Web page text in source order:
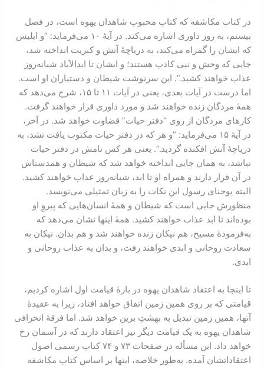
در کتاب مکاشفه که کتاب محبوب شاهدان یهوه ا‌ست، در فصل
بیستم، به روز داوری اشاره می‌کند. در آیۀ ۱۰ می‌فرماید: “و ابلیس
که ایشان را گمراه می‌کند، به دریاچۀ آتش و کبریت انداخته شد،
جایی که وحش و نبی کاذب هستند؛ و ایشان تا ابدالآباد شبانه‌روز
عذاب خواهند کشید.”. این سرنوشت شیطان و دستیاران او است.
اما درست در آیات بعدی، یعنی در آیات ۱۱ تا ۱۵، شرح می‌دهد که
همۀ مردگان زنده خواهند شد و مورد داوری قرار خواهند گرفت.
کارهای مردگان از روی “دفتر حیات” قضاوت خواهد شد. در آخر،
در آیۀ ۱۵ می‌فرماید: “و هر که در دفتر حیات مکتوب یافت نشد، به
دریاچۀ آتش افکنده گرديد.”. یعنی هر کس نامش در دفتر حیات
نباشد، به همان جایی انداخته خواهد شد که شیطان و همدستاش
در آن قرار دارند و همراه او تا ابد، شبانه‌روز عذاب خواهند کشید.
البته یوحنای رسول این نکات را به زبان تمثیلی می‌نویسد.
منظورش جایی‌ است که شیطان و همۀ انسان‌هایی که پیروِ او
بوده‌اند تا ابد عذاب خواهند کشید. همۀ اینها نشان می‌دهد که
به‌فرمودۀ مسیح، هم نیکان زنده خواهند شد و هم بدان. نیکان به
سعادت روحانی و ابدی خواهند رفت، و بدان به عذاب روحانی و
ابدی.
تا اینجا به اعتقاد شاهدان یهوه در بارۀ قیامت اول اشاره کردیم،
قیامتی که بر روی همین زمین اتفاق خواهد افتاد، زیرا به عقیدۀ
آنها، همین زمین تبدیل به بهشتِ برین خواهد شد. اما فرقۀ انحرافی
شاهدان یهوه به یک قیامت دیگر نیز اعتقاد دارند که در آسمان رخ
خواهد داد. این مسأله در صفحات ۷۳ و ۷۴ کتاب رسمی اصول
اعتقاداتشان آمده. به‌طور خلاصه، اینها بر اساس کتاب مکاشفه